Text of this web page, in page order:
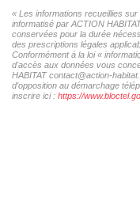
« Les informations recueillies
informatisé par ACTION
conservées pour la durée
des prescriptions légales
Conformément à la loi «
d'accès aux données vous
HABITAT contact@action-
d'opposition au démarchage
inscrire ici : https://